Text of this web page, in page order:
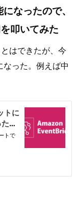
なったので、
叩いてみた
はできたが、今
った。例えば中